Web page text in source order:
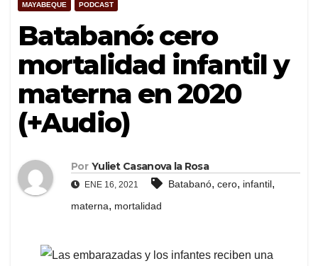
MAYABEQUE PODCAST
Batabanó: cero
mortalidad infantil y
materna en 2020
(+Audio)
Por Yuliet Casanova la Rosa
ENE 16, 2021 Batabanó, cero, infantil,
materna, mortalidad